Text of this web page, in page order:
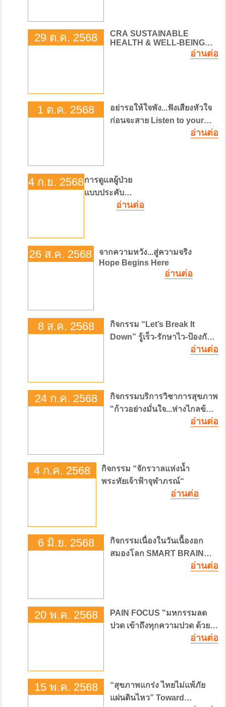
29 ต.ค. 2568
CRA SUSTAINABLE
HEALTH & WELL-BEING
มหกรรมส่งเสริมสุขภาพ ครบ
อ่านต่อ
1 ต.ค. 2568
อย่ารอให้ใจพัง...ฟังเสียงหัวใจ
ก่อนจะสาย Listen to your
อ่านต่อ
4 ก.ย. 2568การดูแลผู้ป่วย
แบบประคับ
อ่านต่อ
26 ส.ค. 2568
จากความหวัง...สู่ความจริง
Hope Begins Here
อ่านต่อ
8 ส.ค. 2568
กิจกรรม “Let’s Break It
Down” รู้เร็ว-รักษาไว-ป้องกัน
อ่านต่อ
24 ก.ค. 2568
กิจกรรมบริการวิชาการสุขภาพ
"ก้าวอย่างมั่นใจ...ห่างไกลข้อ
อ่านต่อ
4 ก.ค. 2568
กิจกรรม “จักรวาลแห่งน้ำ
พระทัยเจ้าฟ้าจุฬาภรณ์“
อ่านต่อ
6 มิ.ย. 2568
กิจกรรมเนื่องในวันเนื้องอก
สมองโลก SMART BRAIN
SURGERY “ผ่าตัดสมองอ่านต่อ
20 พ.ค. 2568
PAIN FOCUS "มหกรรมลด
ปวด เข้าถึงทุกความปวด ด้วย
นวัตกรรมการรักษาแบบองค์
อ่านต่อ
15 พ.ค. 2568
“สุขภาพแกร่ง ไทยไม่แพ้ภัย
แผ่นดินไหว” Toward